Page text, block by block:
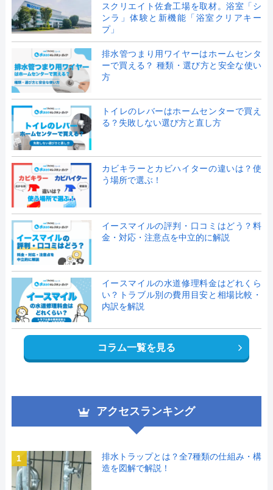
スクリエイト佐倉工場を取材。浴室「シ
ンラ」体験と新機能「浴室クリアキー
プ」
排水管つまり用ワイヤーはホームセンタ
ーで買える？ 種類・選び方と安全な使い
方
トイレのレバーはホームセンターで買え
る？失敗しない選び方と直し方
カビキラーとカビハイターの違いは？使
う場所で選ぶ！
イースマイルの評判・口コミはどう？料
金・対応・注意点を中立的に解説
イースマイルの水道修理料金はどれくら
い？トラブル別の費用目安と相場比較・
内訳を解説
コラム一覧を見る
アクセスランキング
1
排水トラップとは？全7種類の仕組み・構
造を図解で解説！